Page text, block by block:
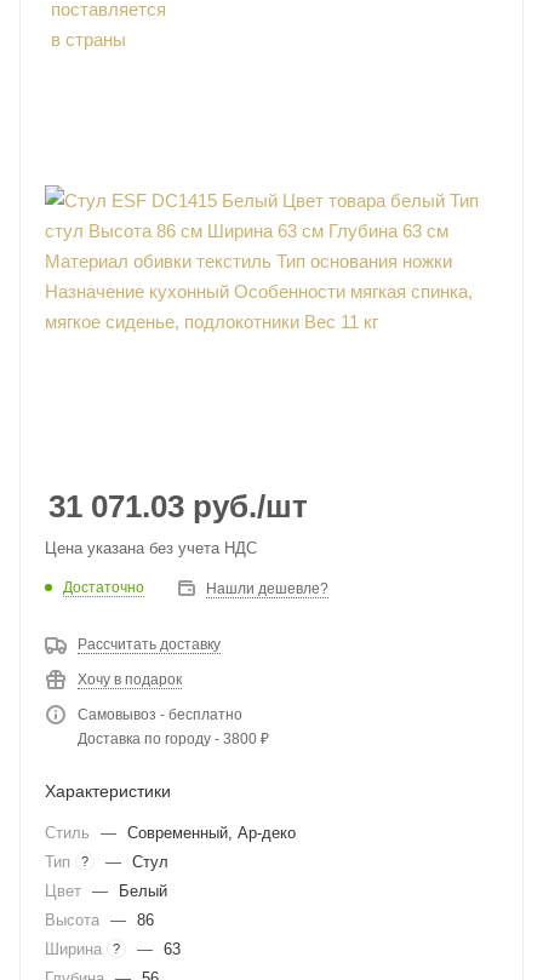
31 071.03 руб./шт
Цена указана без учета НДС
Достаточно Нашли дешевле?
Рассчитать доставку
Хочу в подарок
Самовывоз - бесплатно
Доставка по городу - 3800 ₽
Характеристики
Стиль — Современный, Ар-деко
Тип
? — Стул
Цвет —
Белый
Высота — 86
Ширина
? — 63